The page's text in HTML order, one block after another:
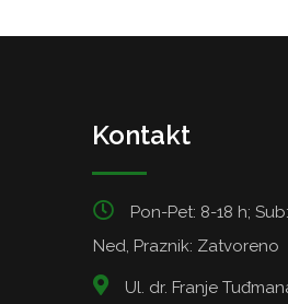
Kontakt
Pon-Pet: 8-18 h;
Ned, Praznik: Zatvoreno
Ul. dr. Franje